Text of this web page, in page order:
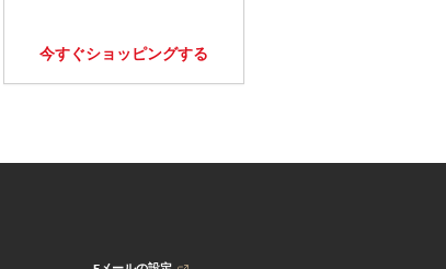
今すぐショッピングする